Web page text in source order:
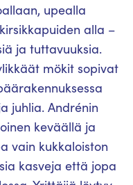
upealla
alla –
ja tuttavuuksia.
mökit sopivat
juhlia. Andrénin
keväällä ja
vain kukkaloiston
kasveja että jopa